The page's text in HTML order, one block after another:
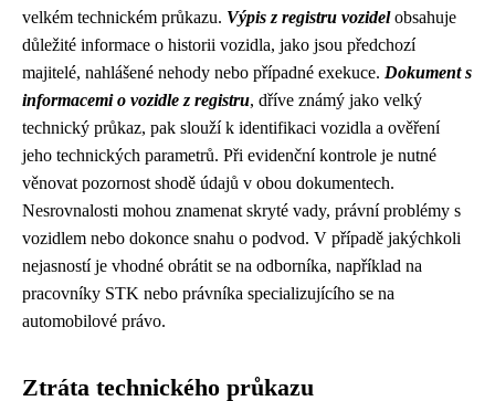
velkém technickém průkazu. Výpis z registru vozidelobsahuje
důležité informace o historii vozidla, jako jsou předchozí
majitelé, nahlášené nehody nebo případné exekuce. Dokument s
informacemi o vozidle z registru, dříve známý jako velký
technický průkaz, pak slouží k identifikaci vozidla a ověření
jeho technických parametrů. Při evidenční kontrole je nutné
věnovat pozornost shodě údajů v obou dokumentech.
Nesrovnalosti mohou znamenat skryté vady, právní problémy s
vozidlem nebo dokonce snahu o podvod. V případě jakýchkoli
nejasností je vhodné obrátit se na odborníka, například na
pracovníky STK nebo právníka specializujícího se na
automobilové právo.
Ztráta technického průkazu